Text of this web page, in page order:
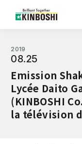
2019
08.25
Emission
Lycée Daito
(KINBOSHI
la télévision